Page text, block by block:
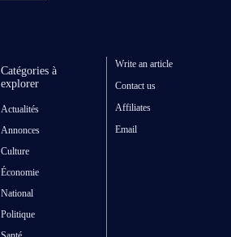
Catégories à
explorer
Actualités
Annonces
Culture
Économie
National
Politique
Write an article
Contact us
Affiliates
Email